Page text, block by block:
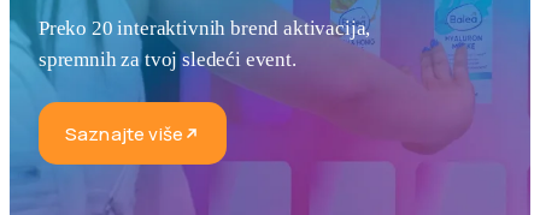
Preko 20 interaktivnih brend aktivacija,
spremnih za tvoj sledeći event.
Saznajte više